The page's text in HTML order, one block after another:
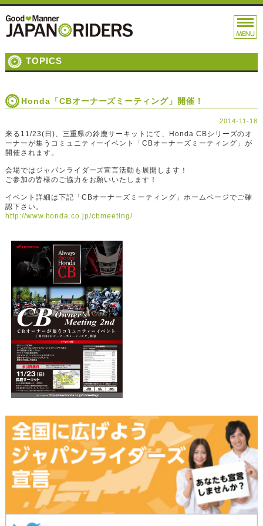
TOPICS
Honda「CBオーナーズミーティング」開催！
2014-11-18
来る11/23(日)、三重県の鈴鹿サーキットにて、Honda CBシリーズのオ
ーナーが集うコミュニティーイベント「CBオーナーズミーティング」が
開催されます。
会場ではジャパンライダーズ宣言活動も展開します！
ご参加の皆様のご協力をお願いいたします！
イベント詳細は下記「CBオーナーズミーティング」ホームページでご確
認下さい。
http://www.honda.co.jp/cbmeeting/